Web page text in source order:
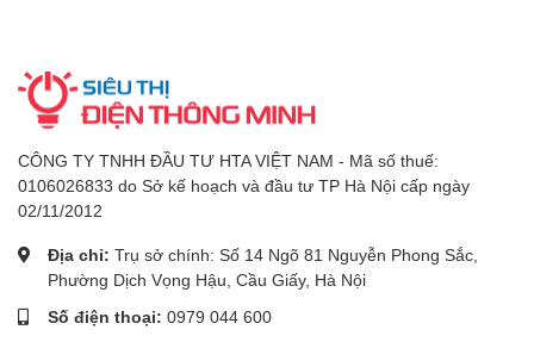
CÔNG TY TNHH ĐẦU TƯ HTA VIỆT NAM - Mã số thuế:
0106026833 do Sở kế hoạch và đầu tư TP Hà Nội cấp ngày
02/11/2012
Địa chỉ: Trụ sở chính: Số 14 Ngõ 81 Nguyễn Phong Sắc,
Phường Dịch Vọng Hậu, Cầu Giấy, Hà Nội
Số điện thoại: 0979 044 600